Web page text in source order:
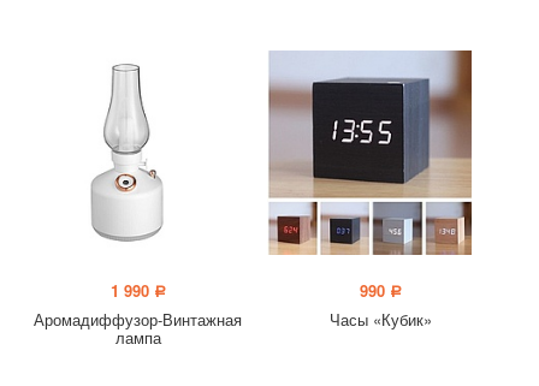
1 990 a
Аромадиффузор-Винтажная
лампа
990 a
Часы «Кубик»